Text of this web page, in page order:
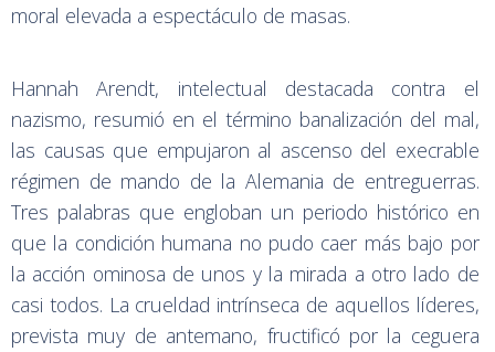
moral elevada a espectáculo de masas.
Hannah Arendt, intelectual destacada contra el
nazismo, resumió en el término banalización del mal,
las causas que empujaron al ascenso del execrable
régimen de mando de la Alemania de entreguerras.
Tres palabras que engloban un periodo histórico en
que la condición humana no pudo caer más bajo por
la acción ominosa de unos y la mirada a otro lado de
casi todos. La crueldad intrínseca de aquellos líderes,
prevista muy de antemano, fructificó por la ceguera